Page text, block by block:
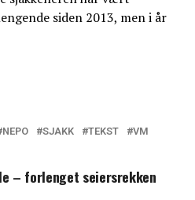
siden 2013, men i år
NEPO SJAKK TEKST VM
– forlenget seiersrekken